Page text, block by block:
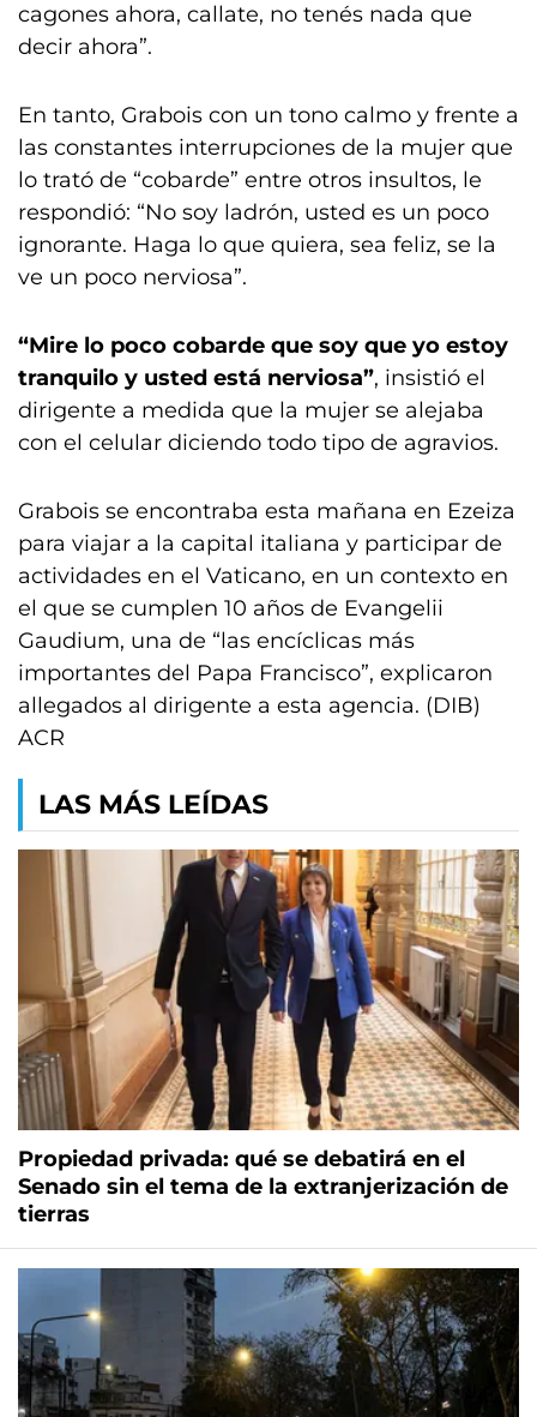
cagones ahora, callate, no tenés nada que
decir ahora”.
En tanto, Grabois con un tono calmo y frente a
las constantes interrupciones de la mujer que
lo trató de “cobarde” entre otros insultos, le
respondió: “No soy ladrón, usted es un poco
ignorante. Haga lo que quiera, sea feliz, se la
ve un poco nerviosa”.
“Mire lo poco cobarde que soy que yo estoy
tranquilo y usted está nerviosa”, insistió el
dirigente a medida que la mujer se alejaba
con el celular diciendo todo tipo de agravios.
Grabois se encontraba esta mañana en Ezeiza
para viajar a la capital italiana y participar de
actividades en el Vaticano, en un contexto en
el que se cumplen 10 años de Evangelii
Gaudium, una de “las encíclicas más
importantes del Papa Francisco”, explicaron
allegados al dirigente a esta agencia. (DIB)
ACR
LAS MÁS LEÍDAS
Propiedad privada: qué se debatirá en el
Senado sin el tema de la extranjerización de
tierras